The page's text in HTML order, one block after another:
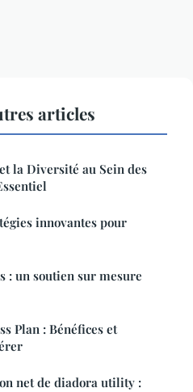
articles
la Diversité au Sein des
innovantes pour
: un soutien sur mesure
Plan : Bénéfices et
net de diadora utility :